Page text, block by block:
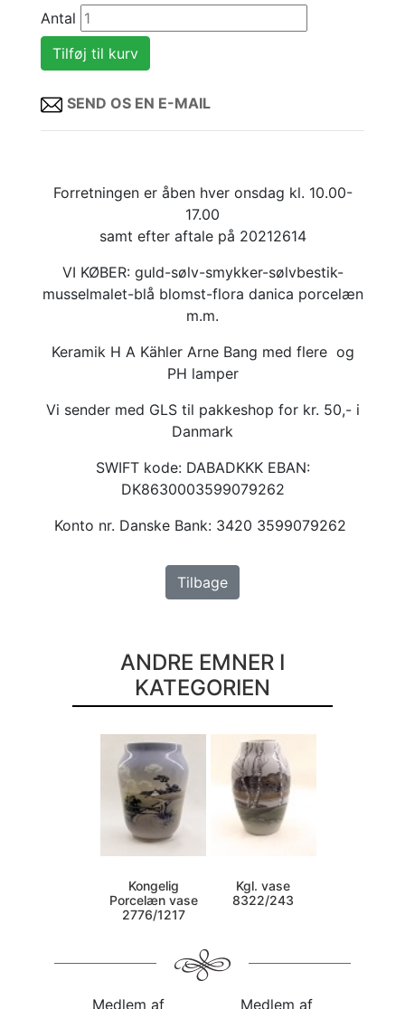
Antal
SEND OS EN E-MAIL
Forretningen er åben hver onsdag kl. 10.00-
17.00
samt efter aftale på 20212614
VI KØBER: guld-sølv-smykker-sølvbestik-
musselmalet-blå blomst-flora danica porcelæn
m.m.
Keramik H A Kähler Arne Bang med flere og
PH lamper
Vi sender med GLS til pakkeshop for kr. 50,- i
Danmark
SWIFT kode: DABADKKK EBAN:
DK8630003599079262
Konto nr. Danske Bank: 3420 3599079262
Tilbage
ANDRE EMNER I
KATEGORIEN
Kongelig
Porcelæn vase
2776/1217
Kgl. vase
8322/243
Medlem af Medlem af